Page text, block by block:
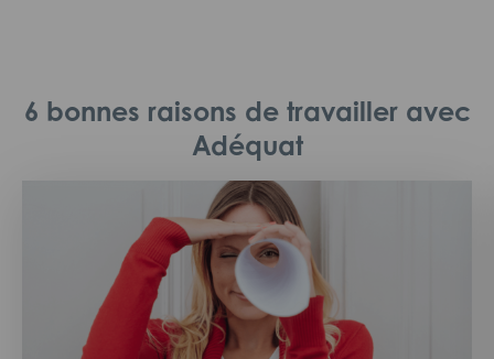
6 bonnes raisons de travailler avec
Adéquat